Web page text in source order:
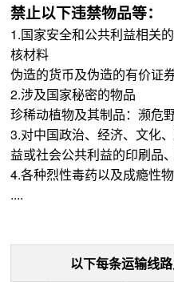
禁止以下违禁物品等：
1.国家安全和公共利益相关
核材料
伪造的货币及伪造的有价证
2.涉及国家秘密的物品
珍稀动植物及其制品：濒危
3.对中国政治、经济、文化
益或社会公共利益的印刷品
4.各种烈性毒药以及成瘾性
....
以下每条运输线